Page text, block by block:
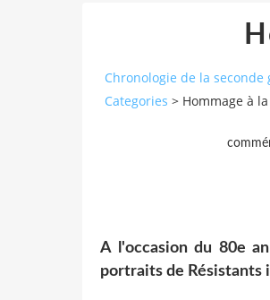
Chronologie de la
Categories > Hommage à
A l'occasion du 80e
portraits de Résistants